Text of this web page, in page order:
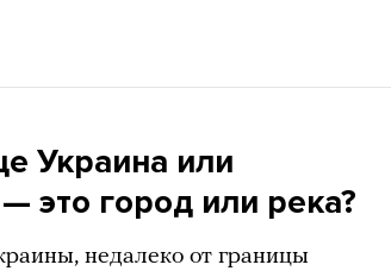
Украина или
это город или река?
недалеко от границы